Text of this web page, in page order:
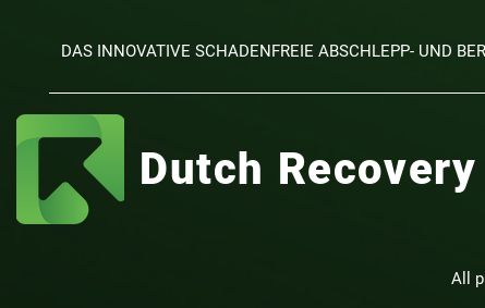
DAS INNOVATIVE SCHADENFREIE ABSCHLEPP- UND
Dutch
All